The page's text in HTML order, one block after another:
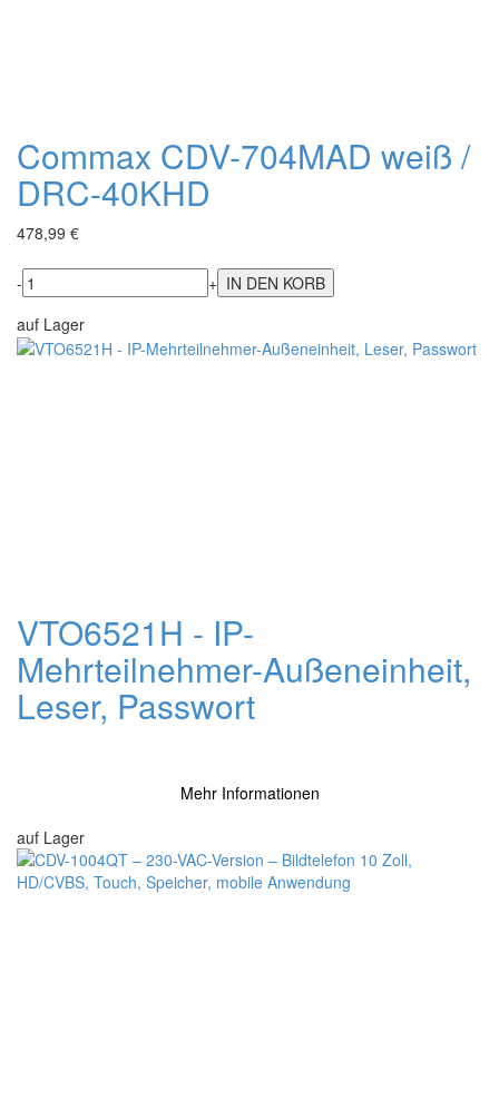
Commax CDV-704MAD weiß /
DRC-40KHD
478,99 €
-
+
auf Lager
VTO6521H - IP-
Mehrteilnehmer-Außeneinheit,
Leser, Passwort
Mehr Informationen
auf Lager